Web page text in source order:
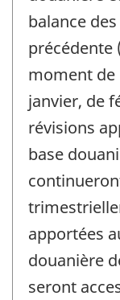
balance
précédente
moment de
janvier, de
révisions
base
apportées
douanière
seront